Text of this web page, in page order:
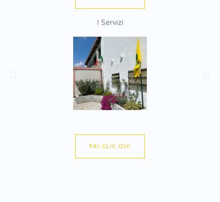
I Servizi
FAI CLIC QUI